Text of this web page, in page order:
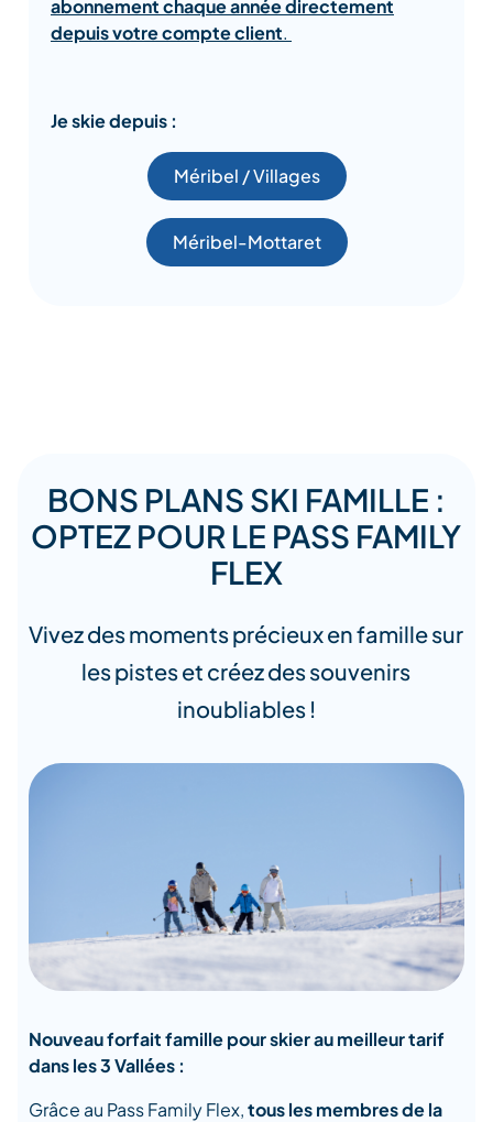
abonnement chaque année directement
depuis votre compte client.
Je skie depuis :
Méribel / Villages
Méribel-Mottaret
BONS PLANS SKI FAMILLE :
OPTEZ POUR LE PASS FAMILY
FLEX
Vivez des moments précieux en famille sur
les pistes et créez des souvenirs
inoubliables !
Nouveau forfait famille pour skier au meilleur tarif
dans les 3 Vallées :
Grâce au Pass Family Flex,tous les membres de la